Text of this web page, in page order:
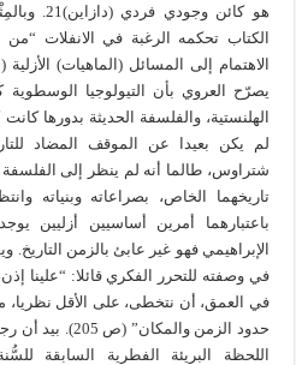
هو كائن
الاهتمام إلى المسائل (الماهيات) الأزلية
يصرّح العروي بأن التيولوجيا
شتراوس، طالما أنه لم ينظر إلى الفلسفة
تاريخهما الخاص، بصراعاته وبنياته
باعتبارهما أمرين أساسيين أزليين
الإبراهيمي فهو غير عابئ بالزمن التاريخ.
في وصفته للتحرر الفكري قائلا: “علينا
في العمق، أن نتخطى، على الأقل نظريا،
حدود الزمن
اللحظة البريئة الفطرية السابقة